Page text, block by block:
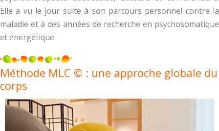
Elle a vu le jour suite à son parcours personnel contre la
maladie et à des années de recherche en psychosomatique
et énergétique.
Méthode MLC © : une approche globale du
corps